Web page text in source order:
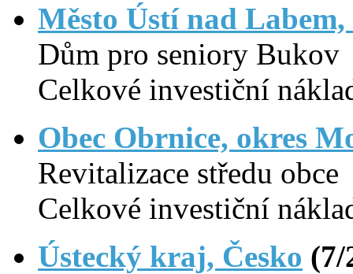
Město Ústí nad Labem,
Dům pro seniory Bukov
Celkové investiční
Obec Obrnice, okres
Revitalizace středu obce
Celkové investiční
Ústecký kraj, Česko (7/